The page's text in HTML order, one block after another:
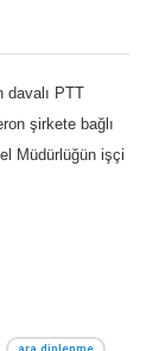
davalı PTT
şirkete bağlı
Müdürlüğün işçi